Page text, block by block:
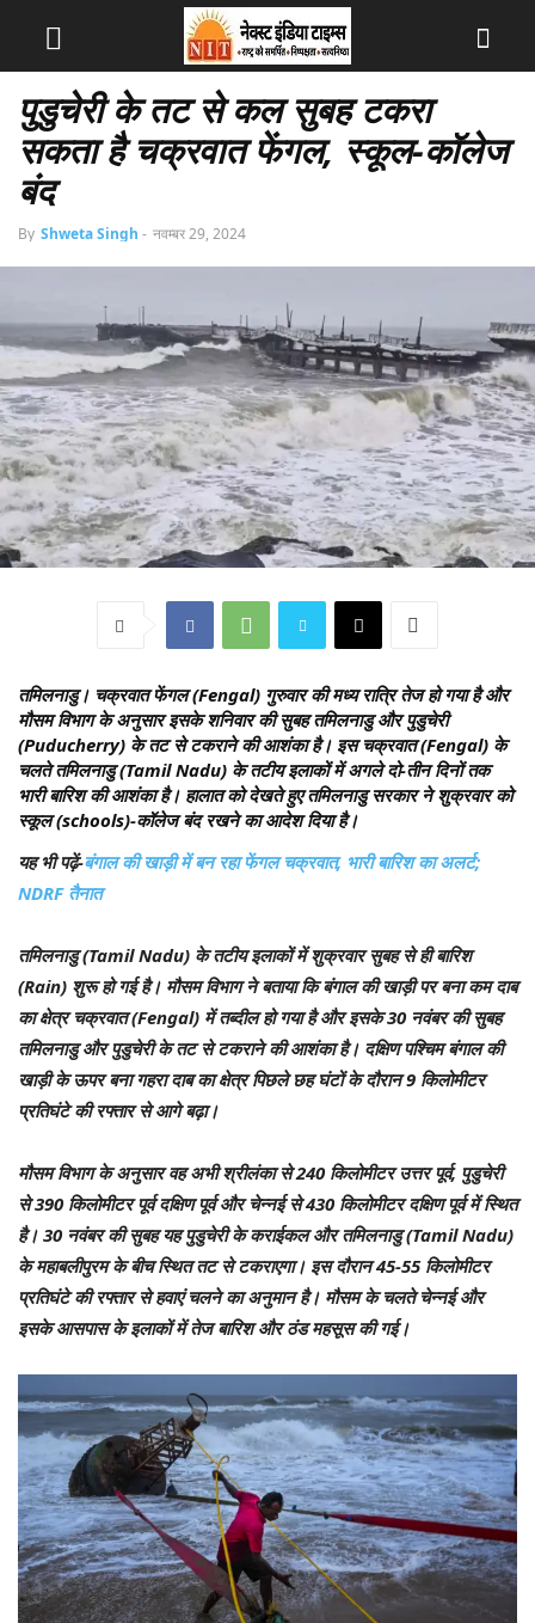
पुडुचेरी के तट से कल सुबह टकरा
सकता है चक्रवात फेंगल, स्कूल-कॉलेज
बंद
By Shweta Singh - नवम्बर 29, 2024
तमिलनाडु। चक्रवात फेंगल (Fengal) गुरुवार की मध्य रात्रि तेज हो गया है और
मौसम विभाग के अनुसार इसके शनिवार की सुबह तमिलनाडु और पुडुचेरी
(Puducherry) के तट से टकराने की आशंका है। इस चक्रवात (Fengal) के
चलते तमिलनाडु (Tamil Nadu) के तटीय इलाकों में अगले दो-तीन दिनों तक
भारी बारिश की आशंका है। हालात को देखते हुए तमिलनाडु सरकार ने शुक्रवार को
स्कूल (schools)-कॉलेज बंद रखने का आदेश दिया है।
यह भी पढ़ें-बंगाल की खाड़ी में बन रहा फेंगल चक्रवात, भारी बारिश का अलर्ट;
NDRF तैनात
तमिलनाडु (Tamil Nadu) के तटीय इलाकों में शुक्रवार सुबह से ही बारिश
(Rain) शुरू हो गई है। मौसम विभाग ने बताया कि बंगाल की खाड़ी पर बना कम दाब
का क्षेत्र चक्रवात (Fengal) में तब्दील हो गया है और इसके 30 नवंबर की सुबह
तमिलनाडु और पुडुचेरी के तट से टकराने की आशंका है। दक्षिण पश्चिम बंगाल की
खाड़ी के ऊपर बना गहरा दाब का क्षेत्र पिछले छह घंटों के दौरान 9 किलोमीटर
प्रतिघंटे की रफ्तार से आगे बढ़ा।
मौसम विभाग के अनुसार वह अभी श्रीलंका से 240 किलोमीटर उत्तर पूर्व, पुडुचेरी
से 390 किलोमीटर पूर्व दक्षिण पूर्व और चेन्नई से 430 किलोमीटर दक्षिण पूर्व में स्थित
है। 30 नवंबर की सुबह यह पुडुचेरी के कराईकल और तमिलनाडु (Tamil Nadu)
के महाबलीपुरम के बीच स्थित तट से टकराएगा। इस दौरान 45-55 किलोमीटर
प्रतिघंटे की रफ्तार से हवाएं चलने का अनुमान है। मौसम के चलते चेन्नई और
इसके आसपास के इलाकों में तेज बारिश और ठंड महसूस की गई।